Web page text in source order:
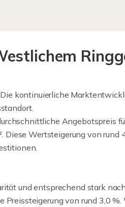
kontinuierliche
Angebotspreis
Diese Wertsteigerung von
und entsprechend stark
von rund 3,0